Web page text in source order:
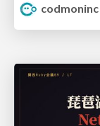
codmoninc